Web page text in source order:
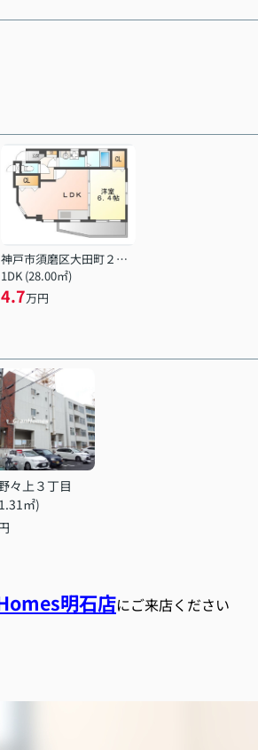
神戸市須磨区大田町２丁目
1DK (28.00㎡)
4.7万円
々上３丁目
㎡)
明石店にご来店ください